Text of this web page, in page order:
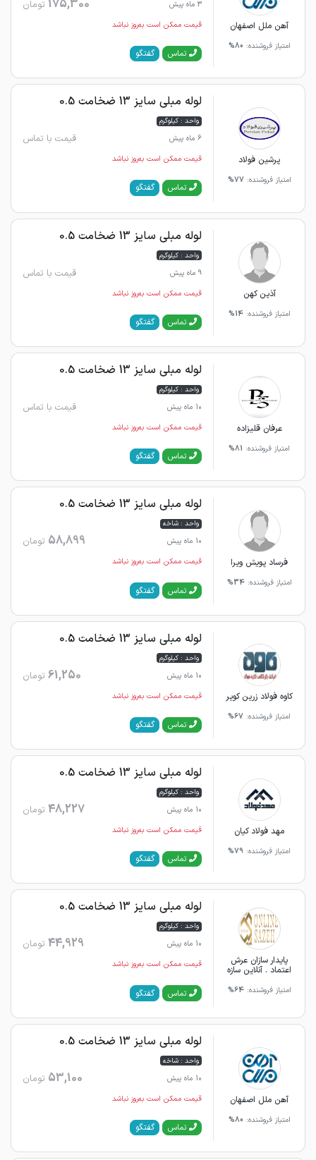
آهن ملل اصفهان
امتیاز فروشنده: 80%
3 ماه پیش
175,300 تومان
قیمت ممکن است به‌روز نباشد
تماس گفتگو
پرشین فولاد
امتیاز فروشنده: 77%
لوله مبلی سایز 13 ضخامت 0.5
واحد : کیلوگرم
6 ماه پیش
قیمت با تماس
قیمت ممکن است به‌روز نباشد
تماس گفتگو
آذین کهن
امتیاز فروشنده:14%
لوله مبلی سایز 13 ضخامت 0.5
واحد : کیلوگرم
9 ماه پیش
قیمت با تماس
قیمت ممکن است به‌روز نباشد
تماس گفتگو
عرفان قلیزاده
امتیاز فروشنده: 81%
لوله مبلی سایز 13 ضخامت 0.5
واحد : کیلوگرم
10 ماه پیش
قیمت با تماس
قیمت ممکن است به‌روز نباشد
تماس گفتگو
فرساد پویش ویرا
امتیاز فروشنده:34%
لوله مبلی سایز 13 ضخامت 0.5
واحد : شاخه
10 ماه پیش
58,899 تومان
قیمت ممکن است به‌روز نباشد
تماس گفتگو
کاوه فولاد زرین کویر
امتیاز فروشنده: 67%
لوله مبلی سایز 13 ضخامت 0.5
واحد : کیلوگرم
10 ماه پیش
61,250 تومان
قیمت ممکن است به‌روز نباشد
تماس گفتگو
مهد فولاد کیان
امتیاز فروشنده: 79%
لوله مبلی سایز 13 ضخامت 0.5
واحد : کیلوگرم
10 ماه پیش
48,227 تومان
قیمت ممکن است به‌روز نباشد
تماس گفتگو
پایدار سازان عرش
اعتماد . آنلاین سازه
امتیاز فروشنده:64%
لوله مبلی سایز 13 ضخامت 0.5
واحد : کیلوگرم
10 ماه پیش
44,929 تومان
قیمت ممکن است به‌روز نباشد
تماس گفتگو
آهن ملل اصفهان
امتیاز فروشنده: 80%
لوله مبلی سایز 13 ضخامت 0.5
واحد : شاخه
10 ماه پیش
53,100 تومان
قیمت ممکن است به‌روز نباشد
تماس گفتگو